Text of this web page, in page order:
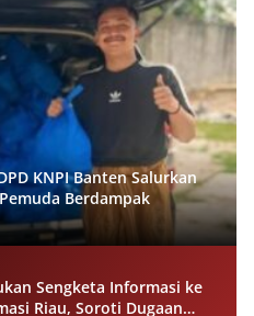
KNPI Banten Salurkan
Berdampak
Sengketa Informasi ke
Riau, Soroti Dugaan